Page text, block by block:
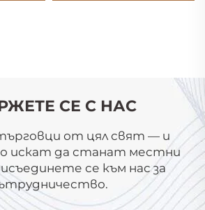
СЕ С НАС
от цял свят — и
искат да станат местни
се към нас за